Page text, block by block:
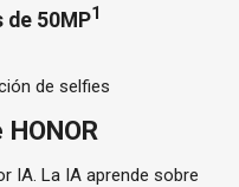
de 50MP1
de selfies
IA. La IA aprende sobre